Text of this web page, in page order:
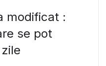
modificat :
se pot